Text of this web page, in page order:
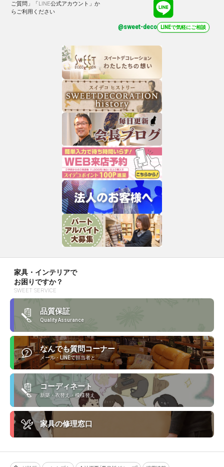
ご質問」「LINE公式アカウント」か
らご利用ください
@sweet-deco LINEで気軽にご相談
家具・インテリアで
お困りですか？
SWEET SERVICE
品質保証
Quality Assurance
なんでも質問コーナー
メール・LINEで担当者と
コーディネート
新築・衣替え・模様替え
家具の修理窓口